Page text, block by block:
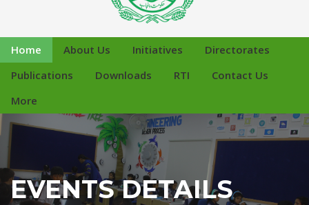
Home About Us Initiatives
Directorates
Publications
Downloads RTI
Contact Us
More
EVENTS DETAILS